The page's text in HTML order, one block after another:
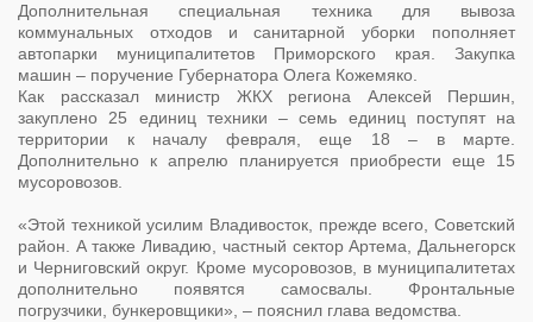
Дополнительная специальная техника для вывоза
коммунальных отходов и санитарной уборки пополняет
автопарки муниципалитетов Приморского края. Закупка
машин – поручение Губернатора Олега Кожемяко.
Как рассказал министр ЖКХ региона Алексей Першин,
закуплено 25 единиц техники – семь единиц поступят на
территории к началу февраля, еще 18 – в марте.
Дополнительно к апрелю планируется приобрести еще 15
мусоровозов.
«Этой техникой усилим Владивосток, прежде всего, Советский
район. А также Ливадию, частный сектор Артема, Дальнегорск
и Черниговский округ. Кроме мусоровозов, в муниципалитетах
дополнительно появятся самосвалы. Фронтальные
погрузчики, бункеровщики», – пояснил глава ведомства.